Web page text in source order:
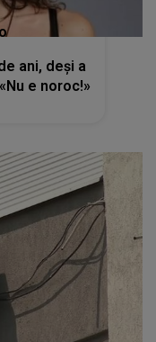
ani, deși a
e noroc!»